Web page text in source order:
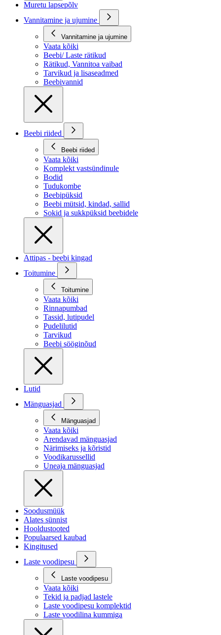
Muretu lapsepõlv
Vannitamine ja ujumine
Vannitamine ja ujumine
Vaata kõiki
Beebi/ Laste rätikud
Rätikud, Vannitoa vaibad
Tarvikud ja lisaseadmed
Beebivannid
Beebi riided
Beebi riided
Vaata kõiki
Komplekt vastsündinule
Bodid
Tudukombe
Beebipüksid
Beebi mütsid, kindad, sallid
Sokid ja sukkpüksid beebidele
Attipas - beebi kingad
Toitumine
Toitumine
Vaata kõiki
Rinnapumbad
Tassid, lutipudel
Pudelilutid
Tarvikud
Beebi sööginõud
Lutid
Mänguasjad
Mänguasjad
Vaata kõiki
Arendavad mänguasjad
Närimiseks ja kõristid
Voodikarussellid
Uneaja mänguasjad
Soodusmüük
Alates sünnist
Hooldustooted
Populaarsed kaubad
Kingitused
Laste voodipesu
Laste voodipesu
Vaata kõiki
Tekid ja padjad lastele
Laste voodipesu komplektid
Laste voodilina kummiga